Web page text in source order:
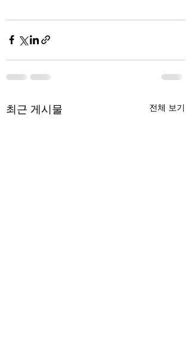
최근 게시물 전체 보기